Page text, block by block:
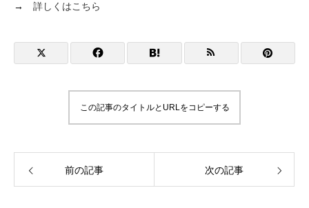
→ 詳しくはこちら
この記事のタイトルとURLをコピーする
前の記事 次の記事